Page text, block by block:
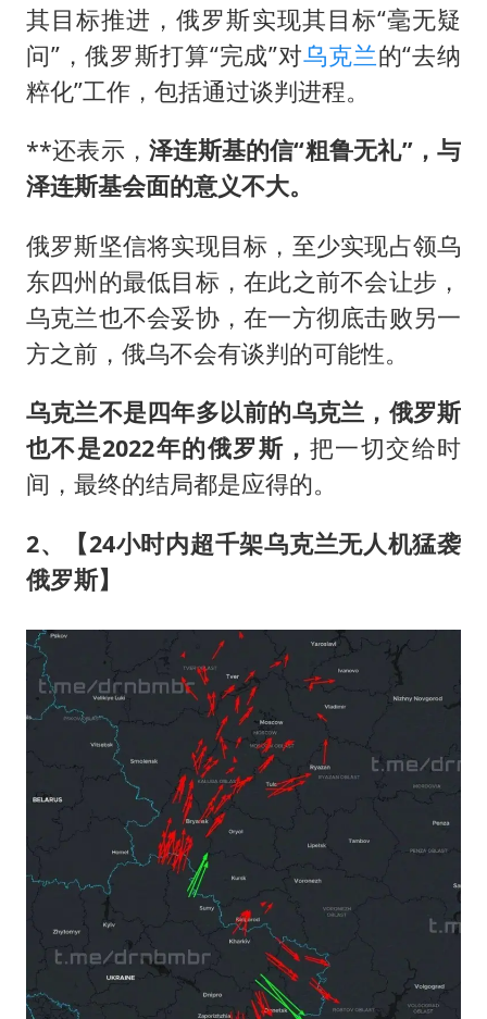
其目标推进，俄罗斯实现其目标“毫无疑
问”，俄罗斯打算“完成”对乌克兰的“去纳
粹化”工作，包括通过谈判进程。
**还表示，泽连斯基的信“粗鲁无礼”，与
泽连斯基会面的意义不大。
俄罗斯坚信将实现目标，至少实现占领乌
东四州的最低目标，在此之前不会让步，
乌克兰也不会妥协，在一方彻底击败另一
方之前，俄乌不会有谈判的可能性。
乌克兰不是四年多以前的乌克兰，俄罗斯
也不是2022年的俄罗斯， 把一切交给时
间，最终的结局都是应得的。
2、【24小时内超千架乌克兰无人机猛袭
俄罗斯】